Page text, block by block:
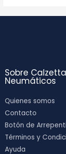
Sobre Calzetta
Neumáticos
Quienes somos
Contacto
Botón de
Términos y
Ayuda